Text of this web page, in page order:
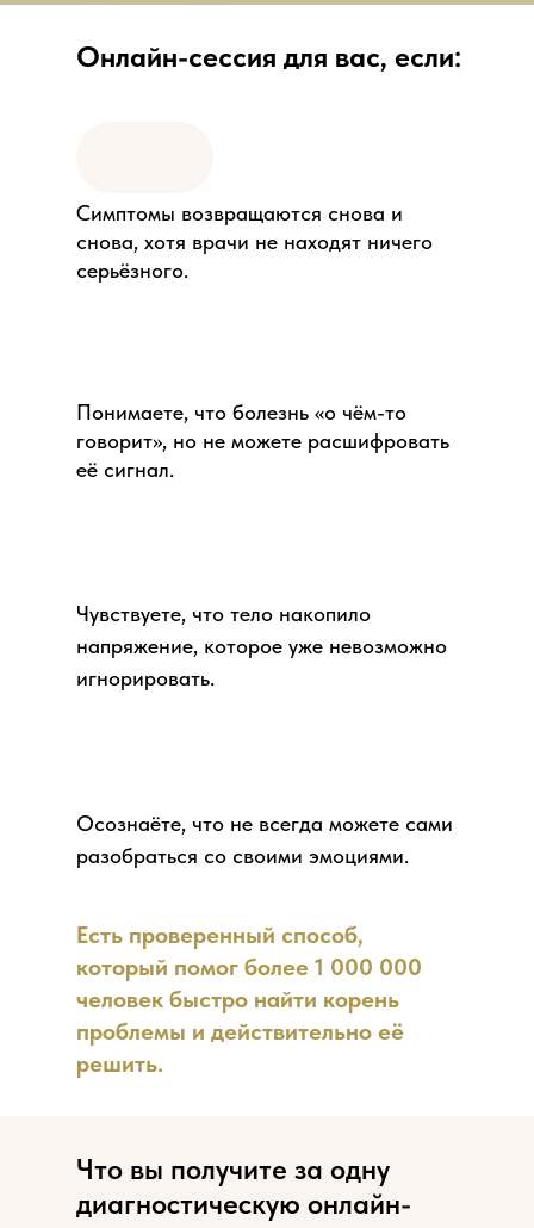
Онлайн-сессия для вас, если:
Чувствуете, что тело накопило
напряжение, которое уже невозможно
игнорировать.
Осознаёте, что не всегда можете сами
разобраться со своими эмоциями.
Понимаете, что болезнь «о чём-то
говорит», но не можете расшифровать
её сигнал.
Есть проверенный способ,
который помог более 1 000 000
человек быстро найти корень
проблемы и действительно её
решить.
Симптомы возвращаются снова и
снова, хотя врачи не находят ничего
серьёзного.
Что вы получите за одну
диагностическую онлайн-